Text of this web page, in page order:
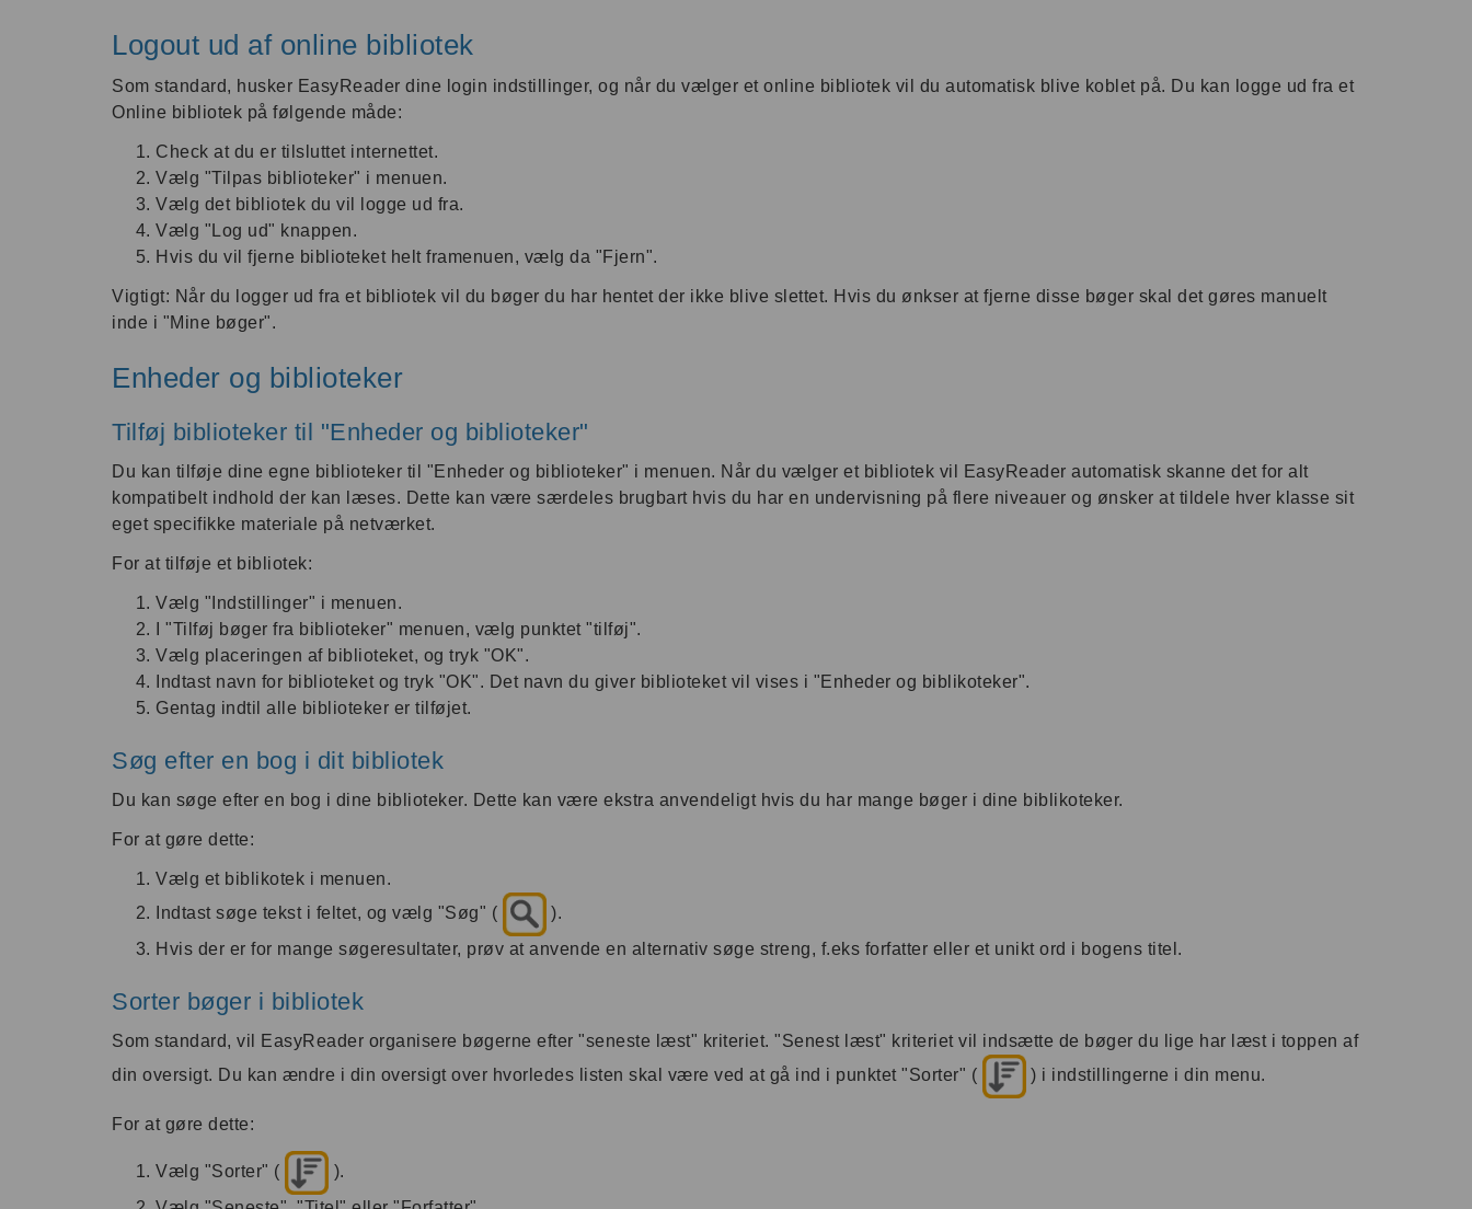
Logout ud af online bibliotek
Som standard, husker EasyReader dine login indstillinger, og når du vælger et online bibliotek vil du automatisk blive koblet på. Du kan logge ud fra et
Online bibliotek på følgende måde:
Check at du er tilsluttet internettet.
Vælg "Tilpas biblioteker" i menuen.
Vælg det bibliotek du vil logge ud fra.
Vælg "Log ud" knappen.
Hvis du vil fjerne biblioteket helt framenuen, vælg da "Fjern".
Vigtigt: Når du logger ud fra et bibliotek vil du bøger du har hentet der ikke blive slettet. Hvis du ønkser at fjerne disse bøger skal det gøres manuelt
inde i "Mine bøger".
Enheder og biblioteker
Tilføj biblioteker til "Enheder og biblioteker"
Du kan tilføje dine egne biblioteker til "Enheder og biblioteker" i menuen. Når du vælger et bibliotek vil EasyReader automatisk skanne det for alt
kompatibelt indhold der kan læses. Dette kan være særdeles brugbart hvis du har en undervisning på flere niveauer og ønsker at tildele hver klasse sit
eget specifikke materiale på netværket.
For at tilføje et bibliotek:
Vælg "Indstillinger" i menuen.
I "Tilføj bøger fra biblioteker" menuen, vælg punktet "tilføj".
Vælg placeringen af biblioteket, og tryk "OK".
Indtast navn for biblioteket og tryk "OK". Det navn du giver biblioteket vil vises i "Enheder og biblikoteker".
Gentag indtil alle biblioteker er tilføjet.
Søg efter en bog i dit bibliotek
Du kan søge efter en bog i dine biblioteker. Dette kan være ekstra anvendeligt hvis du har mange bøger i dine biblikoteker.
For at gøre dette:
Vælg et biblikotek i menuen.
Indtast søge tekst i feltet, og vælg "Søg" (
).
Hvis der er for mange søgeresultater, prøv at anvende en alternativ søge streng, f.eks forfatter eller et unikt ord i bogens titel.
Sorter bøger i bibliotek
Som standard, vil EasyReader organisere bøgerne efter "seneste læst" kriteriet. "Senest læst" kriteriet vil indsætte de bøger du lige har læst i toppen af
din oversigt. Du kan ændre i din oversigt over hvorledes listen skal være ved at gå ind i punktet "Sorter" (
) i indstillingerne i din menu.
For at gøre dette:
Vælg "Sorter" (
).